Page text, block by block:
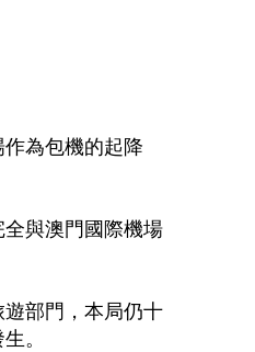
為包機的起降
與澳門國際機場
部門，本局仍十
。